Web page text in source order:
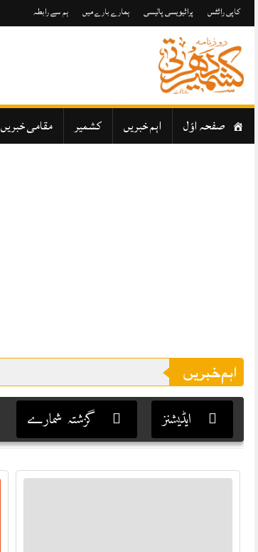
to
content
کاپی رائٹس پرائیویسی پالیسی ہمارے بارے میں ہم سے رابطہ
صفحہ اوّل اہم خبریں کشمیر مقامی خبریں
اہم خبریں
ایڈیشنز گزشتہ شمارے